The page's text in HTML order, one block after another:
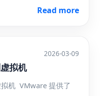
Read more
2026-03-09
拟机
机 VMware 提供了